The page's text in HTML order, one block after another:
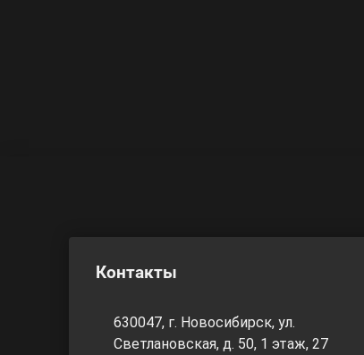
Контакты
630047, г. Новосибирск, ул.
Светлановская, д. 50, 1 этаж, 27